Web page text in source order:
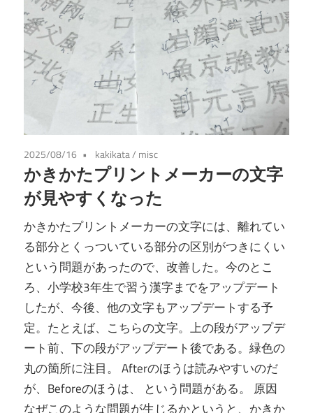
2025/08/16 kakikata/ misc
かきかたプリントメーカーの文字
が見やすくなった
かきかたプリントメーカーの文字には、離れてい
る部分とくっついている部分の区別がつきにくい
という問題があったので、改善した。今のとこ
ろ、小学校3年生で習う漢字までをアップデート
したが、今後、他の文字もアップデートする予
定。たとえば、こちらの文字。上の段がアップデ
ート前、下の段がアップデート後である。緑色の
丸の箇所に注目。 Afterのほうは読みやすいのだ
が、Beforeのほうは、 という問題がある。 原因
なぜこのような問題が生じるかというと、かきか